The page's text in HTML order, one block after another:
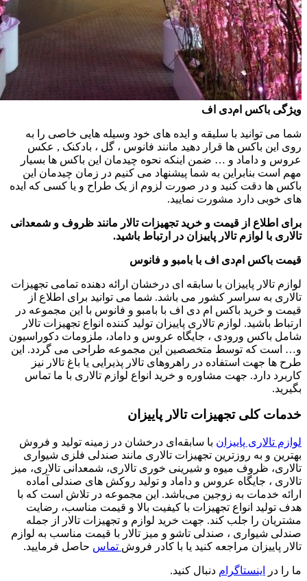
ویژگی باکس ام‌دی اف
شما می توانید با سلیقه و ایده های خود وسیله هایی خاصی را به
روی این باکس ها قرار دهید مانند فانوس ، گل ، بادکنک , عکس
عروس و داماد و … ضمن اینکه نحوه چیدمان این باکس ها بسیار
مهم است بنابراین به شما پیشنهاد می کنیم در زمان چیدمان این
باکس ها دقت کنید و در صورت لزوم از یک طراح و یا کسی که ایده
های خوبی دارد مشورت نمایید.
برای اطلاع از قیمت و خرید تجهیزات تالار مانند ظروف و شمعدانی
تالاری با لوازم تالار پاییزان در ارتباط باشید.
قیمت باکس ام‌دی اف با بامبو و فانوس
لوازم تالار پاییزان با سابقه ای درخشان ارائه دهنده تمامی تجهیزات
تالاری به سراسر کشور می باشد. شما می توانید برای اطلاع از
قیمت و خرید باکس ام دی اف با بامبو و فانوس با این مجموعه در
ارتباط باشید. لوازم تالاری پاییزان تولید کننده انواع تجهیزات تالار
شامل باکس ورودی ، جایگاه عروس و داماد، ملزومات دکوراسیون
و… است که توسط متخصصین این مجموعه طراحی می گردد. این
طرح ها جهت استفاده در راهروهای تالار پذیرایی یا باغ تالار نیز
کاربرد دارد. جهت مشاوره و خرید انواع لوازم تالاری با ما تماس
بگیرید.
خدمات کلی تجهیزات تالار پاییزان
لوازم تالاری پاییزان با سابقه‌ای درخشان در زمینه تولید و فروش
بهترین و به روز‌ترین تجهیزات تالاری مانند صندلی فلزی شیواری
تالاری، ظروف میوه و شیرینی خوری تالاری، شمعدانی تالاری، میز
تالاری ، جایگاه عروس و داماد و تولید روکش های صندلی آماده
ارائه خدمات به زوجین می‌باشد. این مجموعه در تلاش است که با
هدف تولید انواع تجهیزات با کیفیت بالا و قیمت مناسب، رضایت
مشتریان را جلب کند. جهت خرید لوازم و تجهیزات تالار از جمله
صندلی شیواری ، صندلی تاشو و میز تالار با قیمت مناسب به لوازم
تالار پاییزان مراجعه کنید یا با کادر فروش تماس حاصل فرمایید.
ما را در اینستاگرام دنبال کنید.